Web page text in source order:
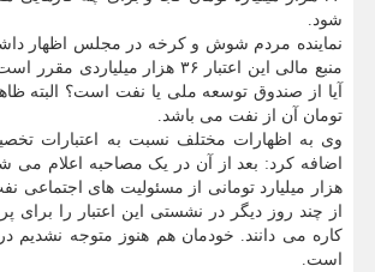
شود.
نماینده مردم شوش و کرخه در مجلس اظهار
منبع مالی این اعتبار ۳۶ هزار
آیا از صندوق توسعه ملی یا نفت است؟ البته
تومان آن از نفت می باشد.
وی به اظهارات مختلف نسبت به اعتبارات
اضافه کرد: بعد از آن در یک مصاحبه اعلام می
هزار میلیارد تومانی از مسئولیت های اجتماعی
از چند روز دیگر در نشستی این اعتبار را برای
کاره می دانند. خودمان هم هنوز متوجه نشدیم
است.